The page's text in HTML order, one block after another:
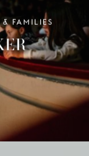
FAMILIES